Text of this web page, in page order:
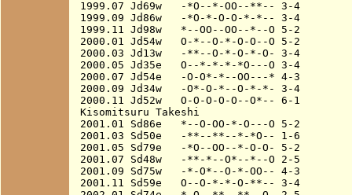
1999.07 Jd69w   -*O--*-OO--**-- 3-4
1999.09 Jd86w   -*O-*-O-O-*-*-- 3-4
1999.11 Jd98w   *--OO--OO--*--O 5-2
2000.01 Jd54w   O-*--O-*-O-O--O 5-2
2000.03 Jd13w   -**--O-*-O-*-O- 3-4
2000.05 Jd35e   O--*-*-*-*O---O 3-4
2000.07 Jd54e   -O-O*-*--OO---* 4-3
2000.09 Jd34w   -O*-O-*--O-*-*- 3-4
2000.11 Jd52w   O-O-O-O-O--O*-- 6-1
Kisomitsuru Takeshi
2001.01 Sd86e   *--O-OO-*-O---O 5-2
2001.03 Sd50e   -**--**--*-*O-- 1-6
2001.05 Sd79e   -*O--OO--*-O-O- 5-2
2001.07 Sd48w   -**-*--O*--*--O 2-5
2001.09 Sd75w   -*-O*--O-*-OO-- 4-3
2001.11 Sd59e   O--O-*-*-O-**-- 3-4